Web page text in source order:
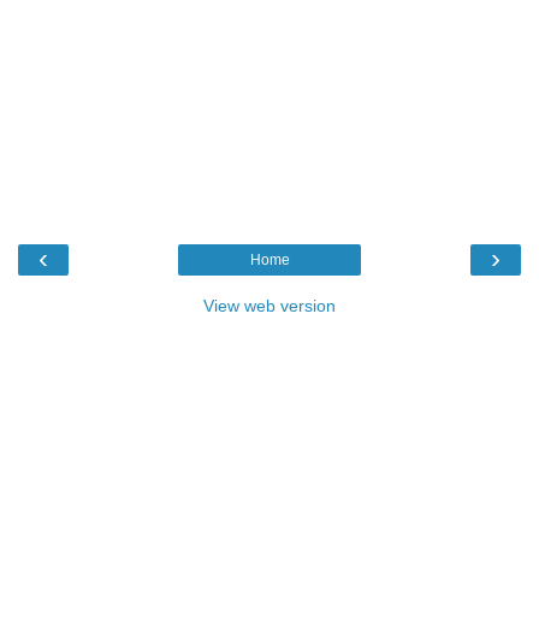
‹ ›
Home
View web version